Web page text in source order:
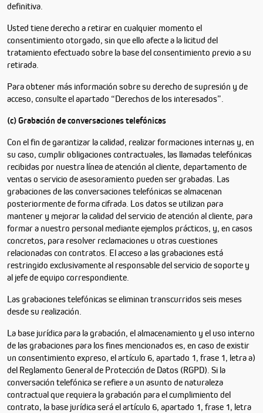
definitiva.
Usted tiene derecho a retirar en cualquier momento el
consentimiento otorgado, sin que ello afecte a la licitud del
tratamiento efectuado sobre la base del consentimiento previo a su
retirada.
Para obtener más información sobre su derecho de supresión y de
acceso, consulte el apartado “Derechos de los interesados”.
(c) Grabación de conversaciones telefónicas
Con el fin de garantizar la calidad, realizar formaciones internas y, en
su caso, cumplir obligaciones contractuales, las llamadas telefónicas
recibidas por nuestra línea de atención al cliente, departamento de
ventas o servicio de asesoramiento pueden ser grabadas. Las
grabaciones de las conversaciones telefónicas se almacenan
posteriormente de forma cifrada. Los datos se utilizan para
mantener y mejorar la calidad del servicio de atención al cliente, para
formar a nuestro personal mediante ejemplos prácticos, y, en casos
concretos, para resolver reclamaciones u otras cuestiones
relacionadas con contratos. El acceso a las grabaciones está
restringido exclusivamente al responsable del servicio de soporte y
al jefe de equipo correspondiente.
Las grabaciones telefónicas se eliminan transcurridos seis meses
desde su realización.
La base jurídica para la grabación, el almacenamiento y el uso interno
de las grabaciones para los fines mencionados es, en caso de existir
un consentimiento expreso, el artículo 6, apartado 1, frase 1, letra a)
del Reglamento General de Protección de Datos (RGPD). Si la
conversación telefónica se refiere a un asunto de naturaleza
contractual que requiera la grabación para el cumplimiento del
contrato, la base jurídica será el artículo 6, apartado 1, frase 1, letra